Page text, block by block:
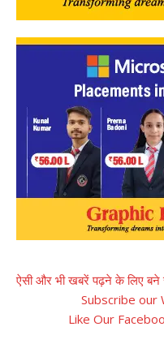
ऐसी और भी खबरें पढ़ने के लिए
Subscribe our
Like Our